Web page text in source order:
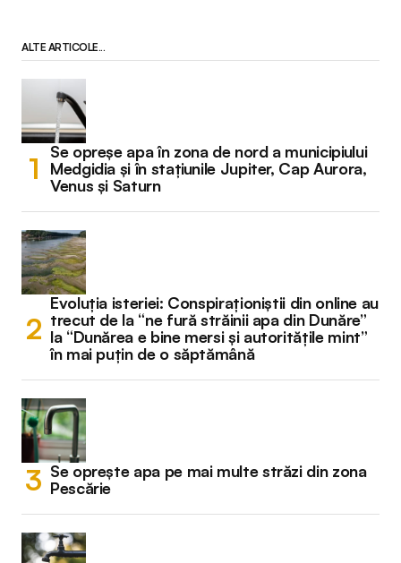
ALTE ARTICOLE...
Se opreșe apa în zona de nord a municipiului
Medgidia și în stațiunile Jupiter, Cap Aurora,
Venus și Saturn
Evoluția isteriei: Conspiraționiștii din online au
trecut de la “ne fură străinii apa din Dunăre”
la “Dunărea e bine mersi și autoritățile mint”
în mai puțin de o săptămână
Se oprește apa pe mai multe străzi din zona
Pescărie